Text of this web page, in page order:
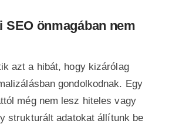
SEO önmagában nem
azt a hibát, hogy kizárólag
gondolkodnak. Egy
még nem lesz hiteles vagy
strukturált adatokat állítunk be